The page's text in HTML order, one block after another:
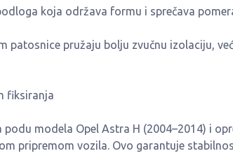
koja održava formu i sprečava
patosnice pružaju bolju zvučnu izolaciju,
fiksiranja
modela Opel Astra H (2004–2014) i
pripremom vozila. Ovo garantuje